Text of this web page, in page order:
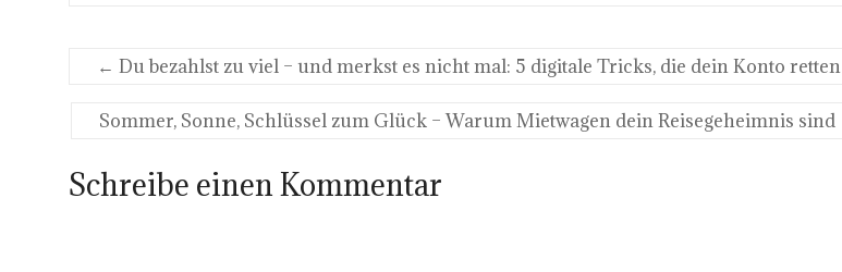
← Du bezahlst zu viel – und merkst es nicht mal: 5 digitale Tricks, die dein Konto retten
Sommer, Sonne, Schlüssel zum Glück – Warum Mietwagen dein Reisegeheimnis sind
Schreibe einen Kommentar